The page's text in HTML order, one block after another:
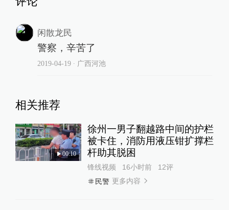
闲散龙民
警察，辛苦了
2019-04-19∙ 广西河池
相关推荐
00:10
徐州一男子翻越路中间的护栏
被卡住，消防用液压钳扩撑栏
杆助其脱困
锋线视频 16小时前 12评
民警 更多内容